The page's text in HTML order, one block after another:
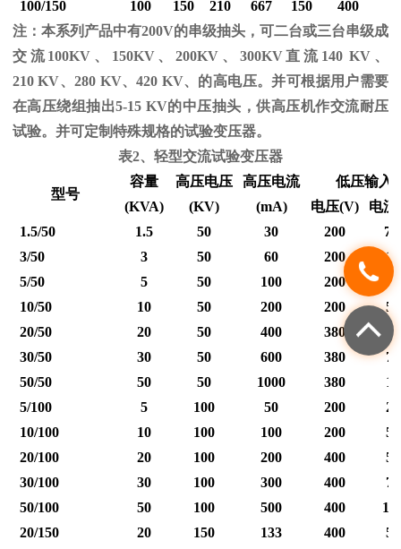
100/150
100 150 210 667 150 400
注：本系列产品中有200V的串级抽头，可二台或三台串级成
交流100KV 、 150KV、200KV 、 300KV直流 140 KV 、
210 KV、280 KV、420 KV、的高电压。并可根据用户需要
在高压绕组抽出5-15 KV的中压抽头，供高压机作交流耐压
试验。并可定制特殊规格的试验变压器。
表2、轻型交流试验变压器
型号
容量 高压电压 高压电流
低压输入
(KVA)
(KV) (mA) 电压(V) 电流
1.5/50
1.5 50 30 200
7.5
3/50
3 50 60 200
15
5/50
5 50 100 200
25
10/50
10 50 200 200
50
20/50
20 50 400 380
53
30/50
30 50 600 380
79
50/50
50 50 1000 380
12
5/100
5 100 50 200
25
10/100
10 100 100 200
50
20/100
20 100 200 400
50
30/100
30 100 300 400
75
50/100
50 100 500 400
20/150
20 150 133 400
50